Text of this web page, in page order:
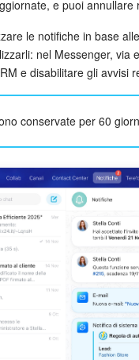
e puoi
le notifiche in base
nel Messenger,
e disabilitare gli avvisi
conservate per 60